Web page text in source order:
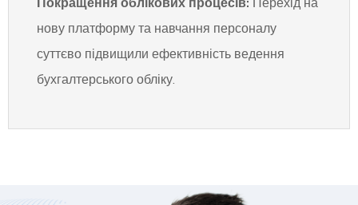
нову платформу та навчання персоналу
суттєво підвищили ефективність ведення
бухгалтерського обліку.